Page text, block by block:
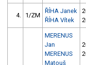
4. 1/ZM
ŘÍHA Janek
ŘÍHA Vítek
MERENUS
Jan
MERENUS
Matouš